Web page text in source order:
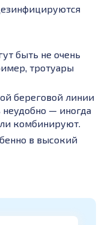
быть не очень
тротуары
береговой линии
— иногда
комбинируют.
в высокий